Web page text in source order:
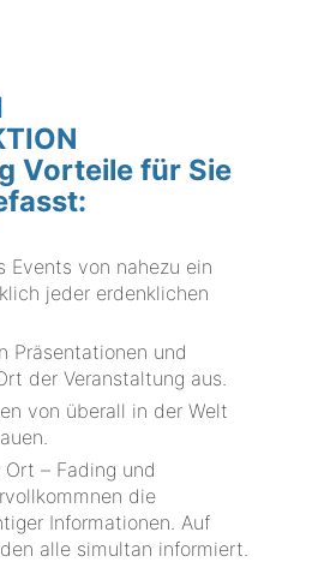
Vorteile für Sie
Events von nahezu ein
jeder erdenklichen
Präsentationen und
der Veranstaltung aus.
von überall in der Welt
– Fading und
die
Informationen. Auf
alle simultan informiert.